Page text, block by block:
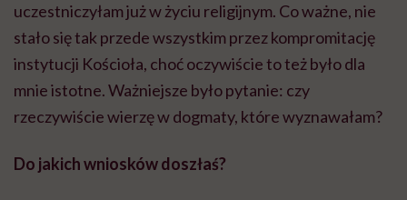
uczestniczyłam już w życiu religijnym. Co ważne, nie
stało się tak przede wszystkim przez kompromitację
instytucji Kościoła, choć oczywiście to też było dla
mnie istotne. Ważniejsze było pytanie: czy
rzeczywiście wierzę w dogmaty, które wyznawałam?
Do jakich wniosków doszłaś?